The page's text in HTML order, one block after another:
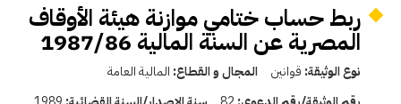
ربط حساب ختامي موازنة هيئة الأوقاف
المصرية عن السنة المالية 1987/86
نوع الوثيقة: قوانين المجال و القطاع: المالية العامة